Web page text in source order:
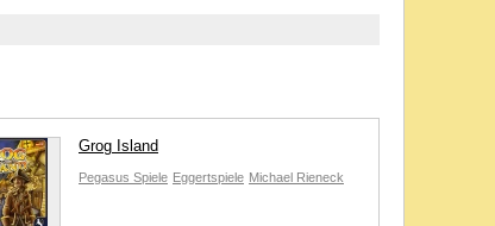
Grog Island
Pegasus Spiele Eggertspiele Michael Rieneck